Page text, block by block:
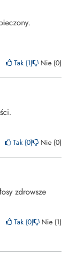
Tak 1 Nie 0
Tak 0 Nie 0
zdrowsze
Tak 0 Nie 1